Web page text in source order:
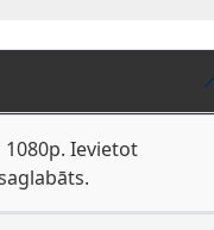
Ievietot